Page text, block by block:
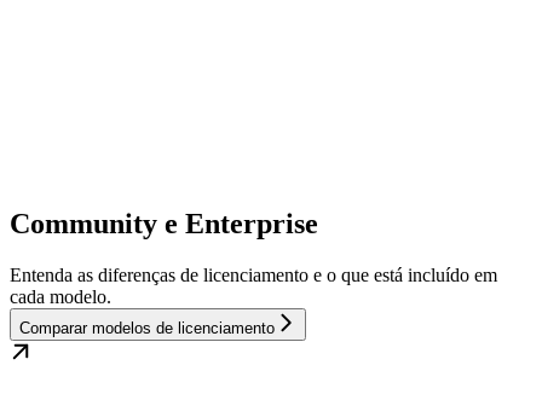
Community e Enterprise
Entenda as diferenças de licenciamento e o que está incluído em
cada modelo.
Comparar modelos de licenciamento